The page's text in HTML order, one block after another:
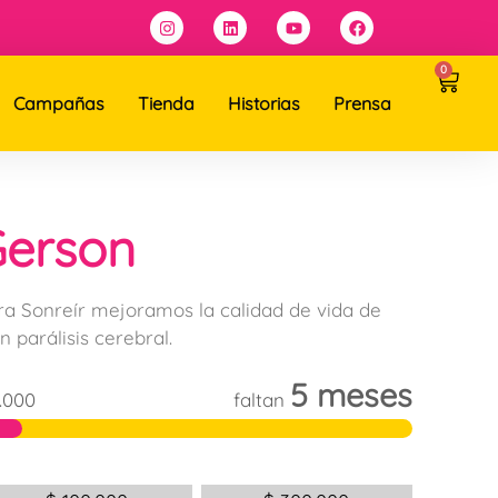
Campañas Tienda Historias Prensa
0
Sonreír mejoramos la calidad de vida de
parálisis cerebral.
faltan 5 meses